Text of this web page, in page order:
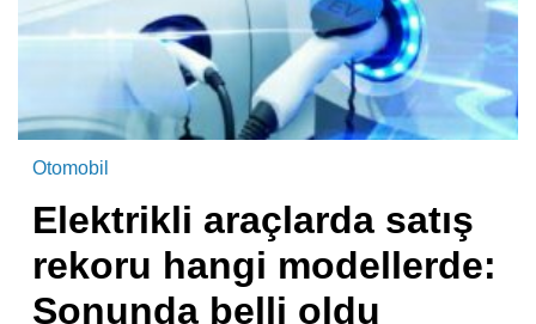
Otomobil
Elektrikli araçlarda satış
rekoru hangi modellerde:
Sonunda belli oldu